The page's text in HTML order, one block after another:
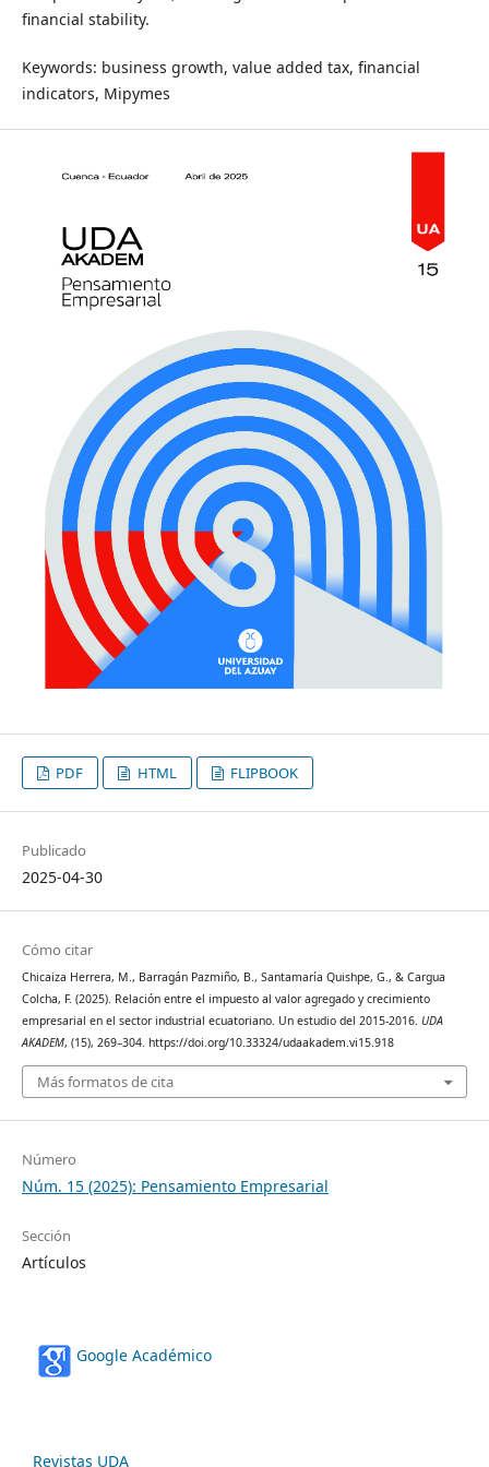
financial stability.
Keywords: business growth, value added tax, financial
indicators, Mipymes
PDF HTML FLIPBOOK
Publicado
2025-04-30
Cómo citar
Chicaiza Herrera, M., Barragán Pazmiño, B., Santamaría Quishpe, G., & Cargua
Colcha, F. (2025). Relación entre el impuesto al valor agregado y crecimiento
empresarial en el sector industrial ecuatoriano. Un estudio del 2015-2016. UDA
AKADEM, (15), 269–304. https://doi.org/10.33324/udaakadem.vi15.918
Más formatos de cita
Número
Núm. 15 (2025): Pensamiento Empresarial
Sección
Artículos
Google Académico
Revistas UDA